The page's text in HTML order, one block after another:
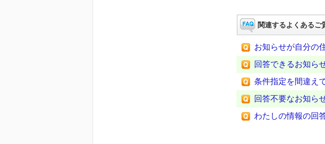
関連するよくあるご
お知らせが自分の
回答できるお知ら
条件指定を間違え
回答不要なお知ら
わたしの情報の回